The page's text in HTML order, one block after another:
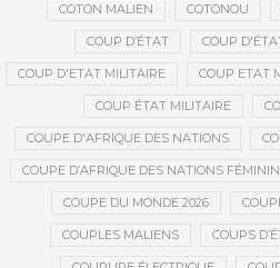
COTON MALIEN COTONOU
COUP D’ÉTAT COUP
COUP D'ETAT MILITAIRE COUP ETAT
COUP ÉTAT MILITAIRE
COUPE D'AFRIQUE DES NATIONS
COUPE D’AFRIQUE DES NATIONS
COUPE DU MONDE 2026
COUPLES MALIENS COUPS